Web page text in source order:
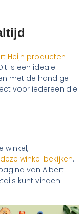
Heijn producten
is een ideale
met de handige
voor iedereen die
winkel,
deze winkel bekijken.
van Albert
kunt vinden.